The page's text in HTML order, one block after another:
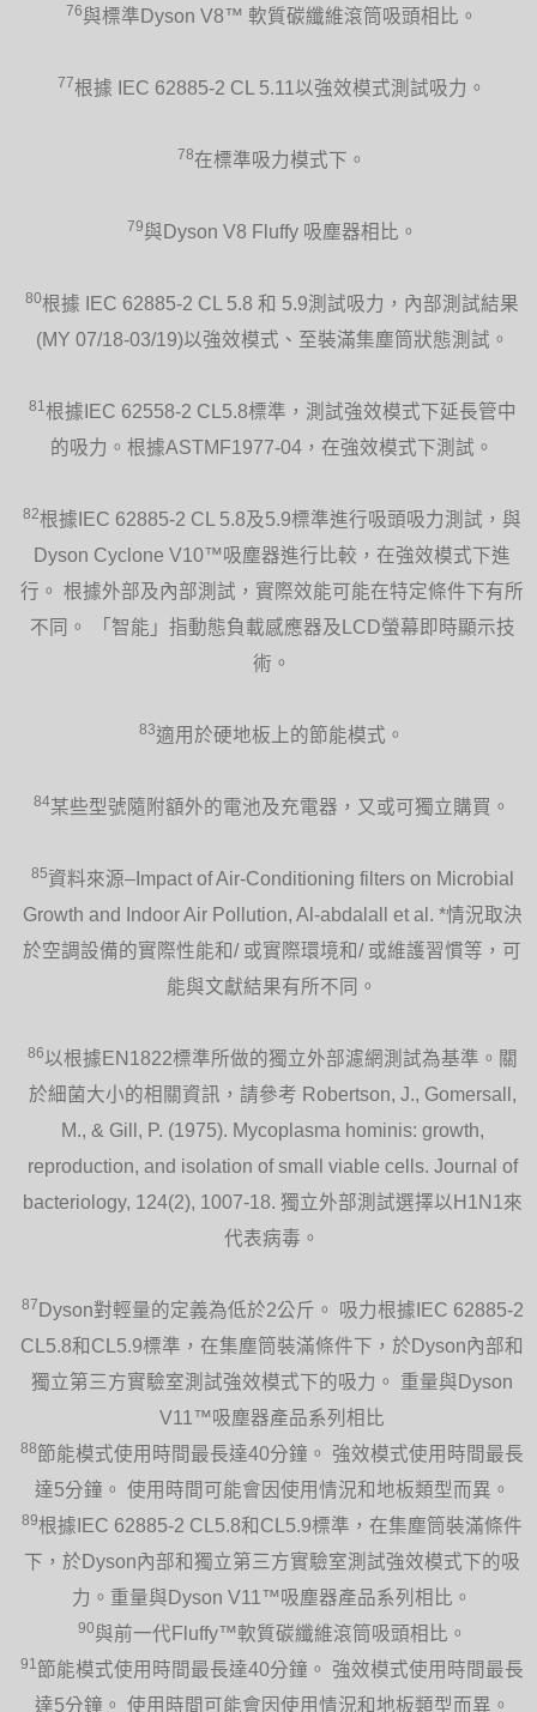
76與標準Dyson V8™ 軟質碳纖維滾筒吸頭相比。
77根據 IEC 62885-2 CL 5.11以強效模式測試吸力。
78在標準吸力模式下。
79與Dyson V8 Fluffy 吸塵器相比。
80根據 IEC 62885-2 CL 5.8 和 5.9測試吸力，內部測試結果
(MY 07/18-03/19)以強效模式、至裝滿集塵筒狀態測試。
81 根據IEC 62558-2 CL5.8標準，測試強效模式下延長管中
的吸力。根據ASTMF1977-04，在強效模式下測試。
82根據IEC 62885-2 CL 5.8及5.9標準進行吸頭吸力測試，與
Dyson Cyclone V10™吸塵器進行比較，在強效模式下進
行。 根據外部及內部測試，實際效能可能在特定條件下有所
不同。 「智能」指動態負載感應器及LCD螢幕即時顯示技
術。
83適用於硬地板上的節能模式。
84某些型號隨附額外的電池及充電器，又或可獨立購買。
85資料來源–Impact of Air-Conditioning filters on Microbial
Growth and Indoor Air Pollution, Al-abdalall et al. *情況取決
於空調設備的實際性能和/ 或實際環境和/ 或維護習慣等，可
能與文獻結果有所不同。
86以根據EN1822標準所做的獨立外部濾網測試為基準。關
於細菌大小的相關資訊，請參考 Robertson, J., Gomersall,
M., & Gill, P. (1975). Mycoplasma hominis: growth,
reproduction, and isolation of small viable cells. Journal of
bacteriology, 124(2), 1007-18. 獨立外部測試選擇以H1N1來
代表病毒。
87 Dyson對輕量的定義為低於2公斤。 吸力根據IEC 62885-2
CL5.8和CL5.9標準，在集塵筒裝滿條件下，於Dyson內部和
獨立第三方實驗室測試強效模式下的吸力。 重量與Dyson
V11™吸塵器產品系列相比
88節能模式使用時間最長達40分鐘。 強效模式使用時間最長
達5分鐘。 使用時間可能會因使用情況和地板類型而異。
89根據IEC 62885-2 CL5.8和CL5.9標準，在集塵筒裝滿條件
下，於Dyson內部和獨立第三方實驗室測試強效模式下的吸
力。重量與Dyson V11™吸塵器產品系列相比。
90與前一代Fluffy™軟質碳纖維滾筒吸頭相比。
91 節能模式使用時間最長達40分鐘。 強效模式使用時間最長
達5分鐘。 使用時間可能會因使用情況和地板類型而異。